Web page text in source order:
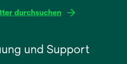
durchsuchen
und Support